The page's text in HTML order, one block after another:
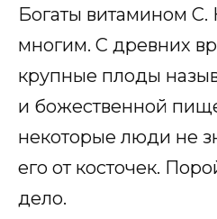
Богаты витамином С.
многим. С древних
крупные плоды
и божественной
некоторые люди не
его от косточек.
дело.